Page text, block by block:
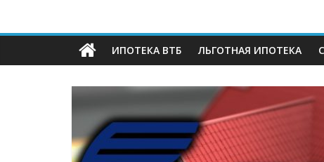
ИПОТЕКА ВТБ ЛЬГОТНАЯ ИПОТЕКА